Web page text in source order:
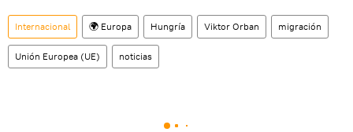
Internacional 🌍 Europa Hungría Viktor Orban migración
Unión Europea (UE) noticias